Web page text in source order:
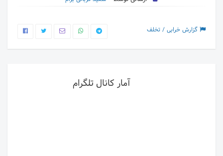
گزارش خرابی / تخلف
آمار کانال تلگرام